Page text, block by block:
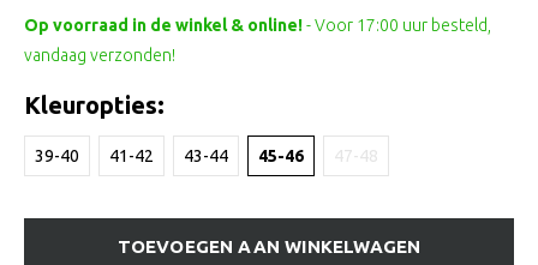
Op voorraad in de winkel & online!- Voor 17:00 uur besteld,
vandaag verzonden!
Kleuropties:
39-40 41-42 43-44 45-46 47-48
TOEVOEGEN AAN WINKELWAGEN